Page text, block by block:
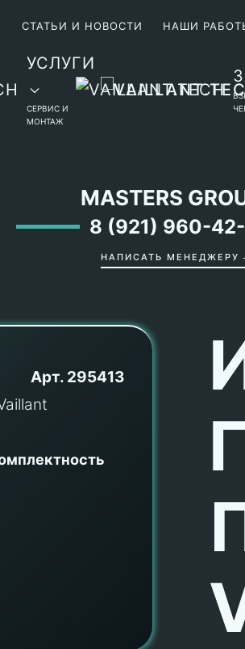
СТАТЬИ И НОВОСТИ НАШИ
УСЛУГИ
СЕРВИС И
МОНТАЖ
MASTERS
8 (921) 960-
НАПИСАТЬ МЕНЕДЖЕРУ
Арт. 295413